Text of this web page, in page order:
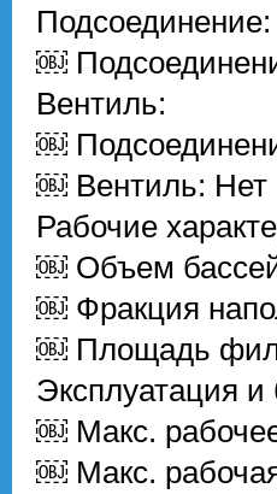
Подсоединение:
￼
Вентиль:
￼
￼ Вентиль: Нет
Рабочие
￼ Объем
￼ Фракция
￼ Площадь
Эксплуатация и
￼ Макс.
￼ Макс.